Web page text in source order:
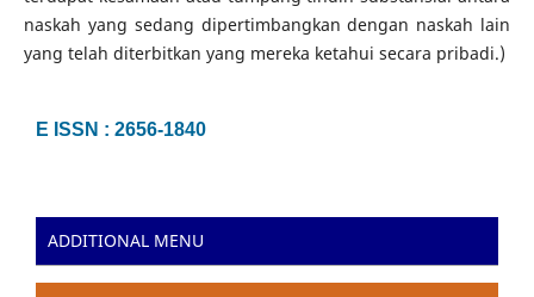
naskah yang sedang dipertimbangkan dengan naskah lain
yang telah diterbitkan yang mereka ketahui secara pribadi.)
E ISSN : 2656-1840
ADDITIONAL MENU